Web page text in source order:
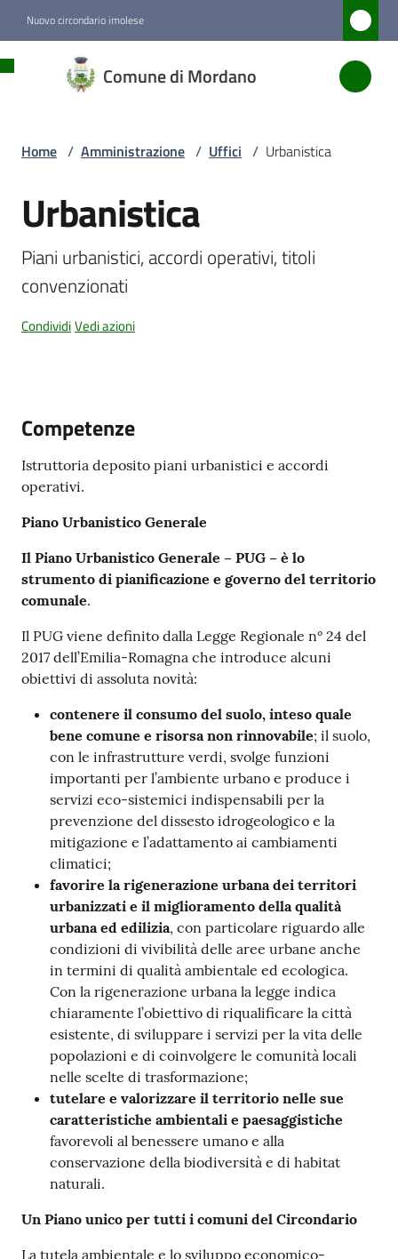
Nuovo circondario imolese
Comune di Mordano
di
Menu selezionato
Novità
PNRR
on-
line
Tutti
gli
argomenti
Seguici
Home / Amministrazione / Uffici / Urbanistica
Salta al contenuto
Urbanistica
Piani urbanistici, accordi operativi, titoli
convenzionati
CondividiVedi azioni
Competenze
Istruttoria deposito piani urbanistici e accordi
operativi.
Piano Urbanistico Generale
Il Piano Urbanistico Generale – PUG – è lo
strumento di pianificazione e governo del territorio
comunale.
Il PUG viene definito dalla Legge Regionale n° 24 del
2017 dell’Emilia-Romagna che introduce alcuni
obiettivi di assoluta novità:
contenere il consumo del suolo, inteso quale
bene comune e risorsa non rinnovabile; il suolo,
con le infrastrutture verdi, svolge funzioni
importanti per l’ambiente urbano e produce i
servizi eco-sistemici indispensabili per la
prevenzione del dissesto idrogeologico e la
mitigazione e l’adattamento ai cambiamenti
climatici;
favorire la rigenerazione urbana dei territori
urbanizzati e il miglioramento della qualità
urbana ed edilizia, con particolare riguardo alle
condizioni di vivibilità delle aree urbane anche
in termini di qualità ambientale ed ecologica.
Con la rigenerazione urbana la legge indica
chiaramente l’obiettivo di riqualificare la città
esistente, di sviluppare i servizi per la vita delle
popolazioni e di coinvolgere le comunità locali
nelle scelte di trasformazione;
tutelare e valorizzare il territorio nelle sue
caratteristiche ambientali e paesaggistiche
favorevoli al benessere umano e alla
conservazione della biodiversità e di habitat
naturali.
Un Piano unico per tutti i comuni del Circondario
La tutela ambientale e lo sviluppo economico-